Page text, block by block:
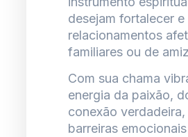
desejam fortalecer
relacionamentos
familiares ou de
Com sua chama
energia da paixão,
conexão
barreiras